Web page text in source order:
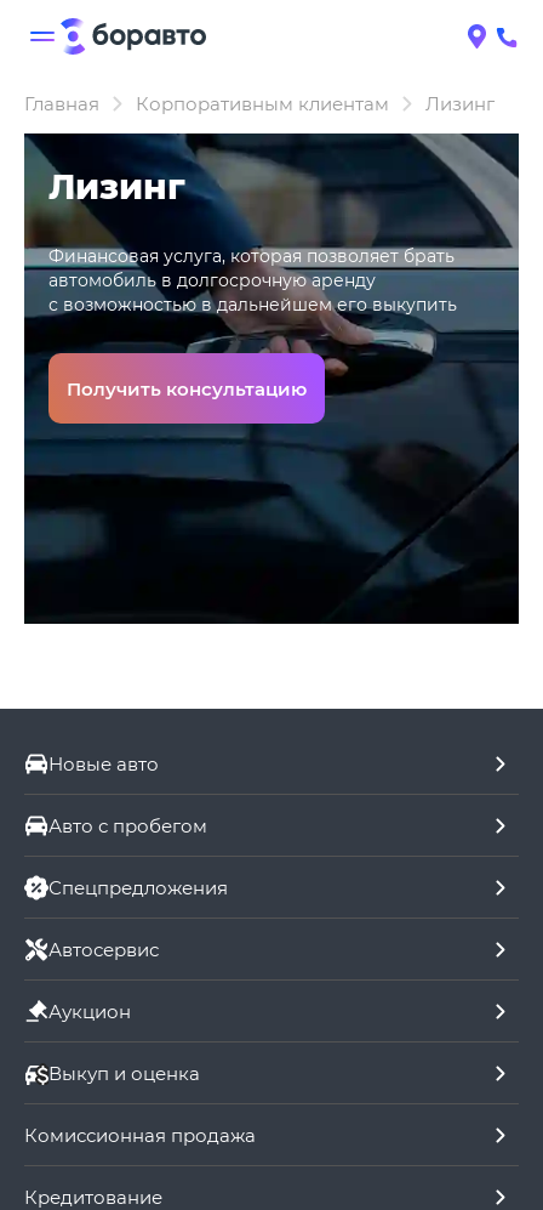
Главная Корпоративным клиентам Лизинг
Лизинг
Финансовая услуга, которая позволяет брать
автомобиль в долгосрочную аренду
с возможностью в дальнейшем его выкупить
Получить консультацию
Новые авто
Авто с пробегом
Спецпредложения
Автосервис
Аукцион
Выкуп и оценка
Комиссионная продажа
Кредитование